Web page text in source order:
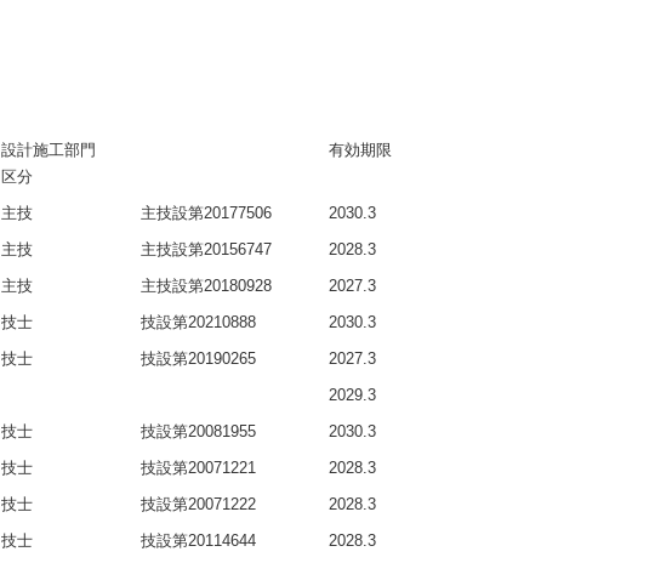
設計施工部門
区分
有効期限
主技 主技設第20177506 2030.3
主技 主技設第20156747 2028.3
主技 主技設第20180928 2027.3
技士 技設第20210888 2030.3
技士 技設第20190265 2027.3
2029.3
技士 技設第20081955 2030.3
技士 技設第20071221 2028.3
技士 技設第20071222 2028.3
技士 技設第20114644 2028.3